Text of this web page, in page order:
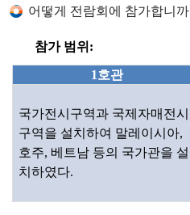
어떻게 전람회에 참가합니까
참가 범위:
1호관
국가전시구역과 국제자매전시
구역을 설치하여 말레이시아,
호주, 베트남 등의 국가관을 설
치하였다.